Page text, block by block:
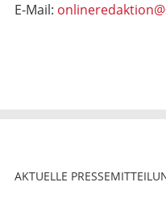
E-Mail:
AKTUELLE